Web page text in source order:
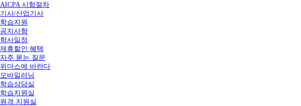
AICPA 시험절차
기사/산업기사
학습지원
공지사항
학사일정
제휴할인 혜택
자주 묻는 질문
위더스에 바란다
모바일러닝
학습상담실
학습지원실
원격 지원실